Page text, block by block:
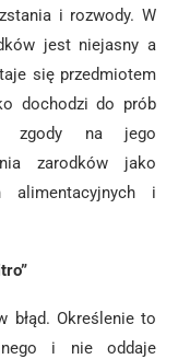
i rozwody. W
jest niejasny a
się przedmiotem
dochodzi do prób
zgody na jego
zarodków jako
alimentacyjnych i
błąd. Określenie to
i nie oddaje